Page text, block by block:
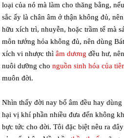
loại của nó mà làm cho thăng bằng,
sắc ấy là chân âm ở thận không đủ,
hữu xích trì, nhuyễn, hoặc trầm tế mà
môn tướng hỏa không đủ, nên dùng
xích vi nhược thìâm dương đều hư,
nuôi dưỡng chonguồn sinh hóa của
muôn đời.
Nhìn thấy đời nay bổ âm đều hay
hại vị khí phần nhiều đưa đến không
bực tức cho đời. Tôi đặc biệt nêu ra